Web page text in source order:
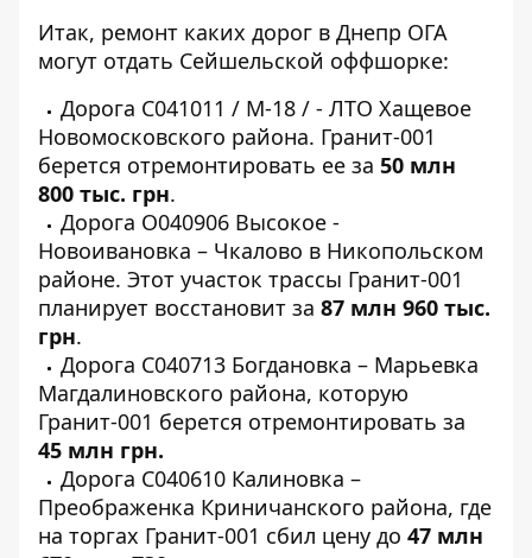
Итак, ремонт каких дорог в Днепр ОГА
могут отдать Сейшельской оффшорке:
Дорога С041011 / М-18 / - ЛТО Хащевое
Новомосковского района. Гранит-001
берется отремонтировать ее за 50 млн
800 тыс. грн.
Дорога О040906 Высокое -
Новоивановка – Чкалово в Никопольском
районе. Этот участок трассы Гранит-001
планирует восстановит за 87 млн 960 тыс.
грн.
Дорога С040713 Богдановка – Марьевка
Магдалиновского района, которую
Гранит-001 берется отремонтировать за
45 млн грн.
Дорога С040610 Калиновка –
Преображенка Криничанского района, где
на торгах Гранит-001 сбил цену до 47 млн